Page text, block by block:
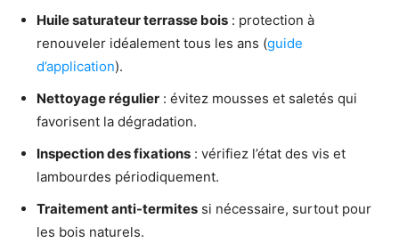
Huile saturateur terrasse bois : protection à
renouveler idéalement tous les ans (guide
d’application).
Nettoyage régulier : évitez mousses et saletés qui
favorisent la dégradation.
Inspection des fixations : vérifiez l’état des vis et
lambourdes périodiquement.
Traitement anti-termites si nécessaire, surtout pour
les bois naturels.